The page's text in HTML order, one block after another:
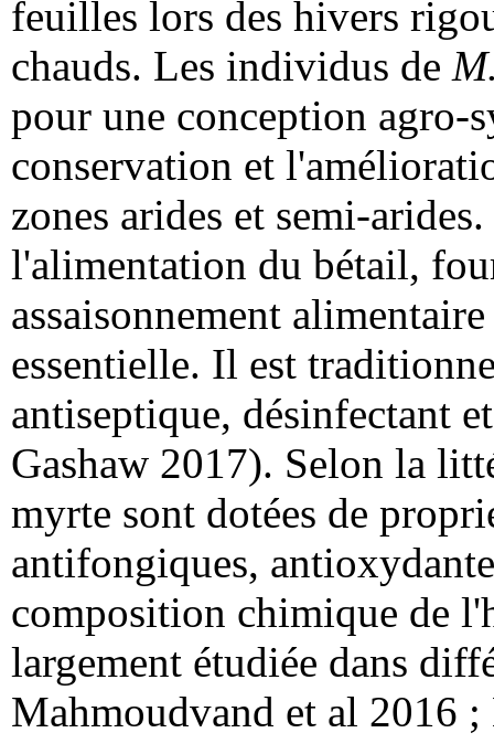
feuilles lors des hivers
chauds. Les individus de
pour une conception agro-
conservation et
zones arides et semi-
l'alimentation du bétail,
assaisonnement
essentielle. Il est
antiseptique, désinfectant
Gashaw 2017). Selon la
myrte sont dotées de
antifongiques,
composition chimique de
largement étudiée dans
Mahmoudvand et al 2016